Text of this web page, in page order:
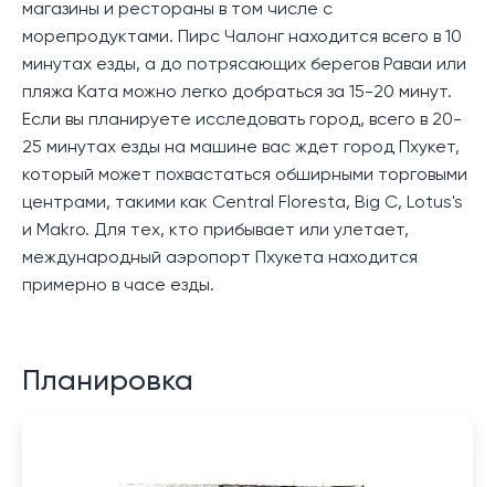
магазины и рестораны в том числе с
морепродуктами. Пирс Чалонг находится всего в 10
минутах езды, а до потрясающих берегов Раваи или
пляжа Ката можно легко добраться за 15-20 минут.
Если вы планируете исследовать город, всего в 20-
25 минутах езды на машине вас ждет город Пхукет,
который может похвастаться обширными торговыми
центрами, такими как Central Floresta, Big C, Lotus's
и Makro. Для тех, кто прибывает или улетает,
международный аэропорт Пхукета находится
примерно в часе езды.
Планировка